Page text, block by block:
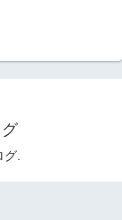
グ.